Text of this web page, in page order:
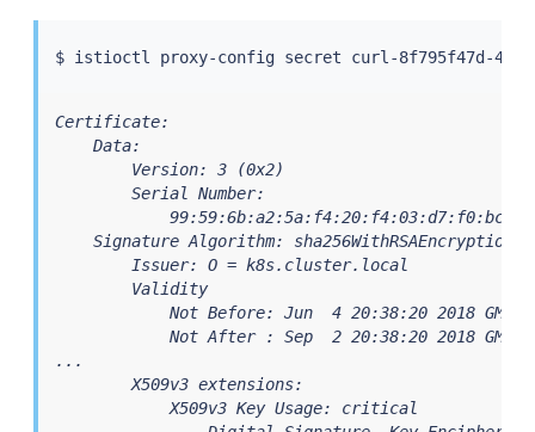
$ istioctl proxy-config secret curl-8f795f47d-
Certificate:
    Data:
        Version: 3 (0x2)
        Serial Number:
    Signature Algorithm: sha256WithRSAEncryption
        Issuer: O = k8s.cluster.local
        Validity
            Not Before: Jun  4 20:38:20 2018 GMT
            Not After : Sep  2 20:38:20 2018 GMT
...
        X509v3 extensions:
            X509v3 Key Usage: critical